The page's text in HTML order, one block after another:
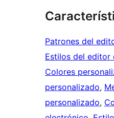
Patrones del
Estilos del editor
Colores
personalizado,
personalizado,